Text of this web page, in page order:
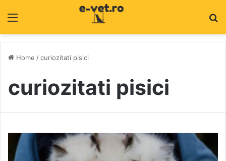
Home /curiozitati pisici
curiozitati pisici